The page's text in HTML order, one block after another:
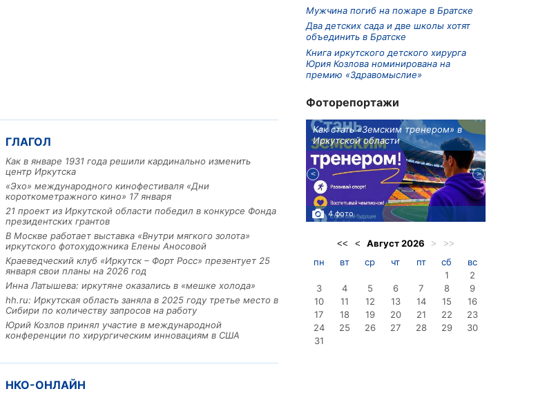
ГЛАГОЛ
Как в январе 1931 года решили кардинально изменить
центр Иркутска
«Эхо» международного кинофестиваля «Дни
короткометражного кино» 17 января
21 проект из Иркутской области победил в конкурсе Фонда
президентских грантов
В Москве работает выставка «Внутри мягкого золота»
иркутского фотохудожника Елены Аносовой
Краеведческий клуб «Иркутск – Форт Росс» презентует 25
января свои планы на 2026 год
Инна Латышева: иркутяне оказались в «мешке холода»
hh.ru: Иркутская область заняла в 2025 году третье место в
Сибири по количеству запросов на работу
Юрий Козлов принял участие в международной
конференции по хирургическим инновациям в США
НКО-ОНЛАЙН
Мужчина погиб на пожаре в Братске
Два детских сада и две школы хотят
объединить в Братске
Книга иркутского детского хирурга
Юрия Козлова номинирована на
премию «Здравомыслие»
Фоторепортажи
из Иркутской области
3 фото
Как стать «Земским тренером» в
Иркутской области
4 фото
<< < Август2026 > >>
пн вт ср чт пт сб
вс
1
2
3
4 5 6 7 8
9
10
11 12 13 14 15
16
17
18 19 20 21 22
23
24
25 26 27 28 29
30
31